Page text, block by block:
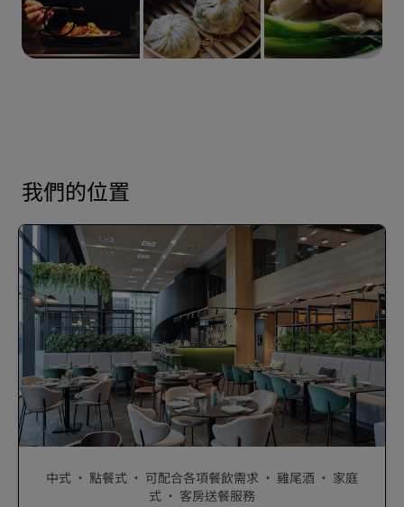
我們的位置
中式 · 點餐式 · 可配合各項餐飲需求 · 雞尾酒 · 家庭
式 · 客房送餐服務